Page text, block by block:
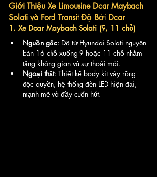
Giới Thiệu Xe Limousine Dcar Maybach
Solati và Ford Transit Độ Bởi Dcar
1. Xe Dcar Maybach Solati (9, 11 chỗ)
Nguồn gốc: Độ từ Hyundai Solati nguyên
bản 16 chỗ xuống 9 hoặc 11 chỗ nhằm
tăng không gian và sự thoải mái.
Ngoại thất: Thiết kế body kit vảy rồng
độc quyền, hệ thống đèn LED hiện đại,
mạnh mẽ và đầy cuốn hút.